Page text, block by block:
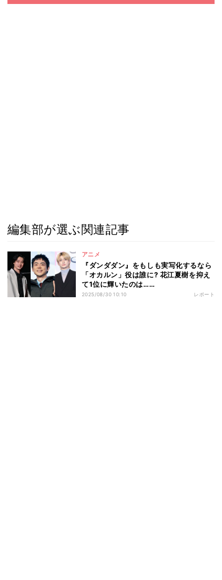
編集部が選ぶ関連記事
アニメ
『ダンダダン』をもしも実写化するなら
「オカルン」役は誰に? 花江夏樹を抑え
て1位に輝いたのは……
2025/08/30 10:10 レポート